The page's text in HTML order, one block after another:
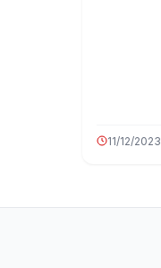
11/12/2023